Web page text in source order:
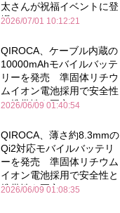
太さんが祝福イベントに登
場
2026/07/01 10:12:21
QIROCA、ケーブル内蔵の
10000mAhモバイルバッテ
リーを発売 準固体リチウ
ムイオン電池採用で安全性
と携帯性を両立
2026/06/09 01:40:54
QIROCA、薄さ約8.3mmの
Qi2対応モバイルバッテリ
ーを発売 準固体リチウム
イオン電池採用で安全性と
携帯性を両立
2026/06/09 01:08:35